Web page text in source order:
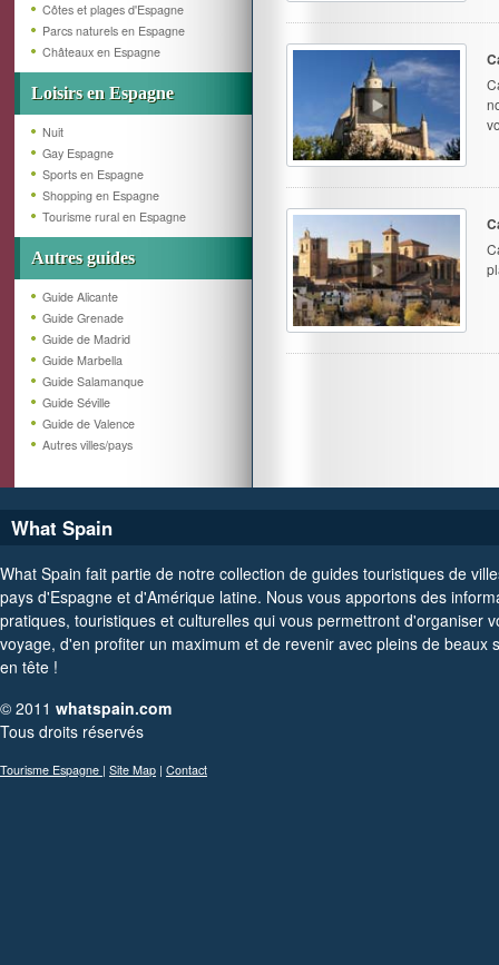
Côtes et plages d'Espagne
Parcs naturels en Espagne
Châteaux en Espagne
Loisirs en Espagne
Nuit
Gay Espagne
Sports en Espagne
Shopping en Espagne
Tourisme rural en Espagne
Autres guides
Guide Alicante
Guide Grenade
Guide de Madrid
Guide Marbella
Guide Salamanque
Guide Séville
Guide de Valence
Autres villes/pays
What Spain
What Spain fait partie de notre collection de guides touristiques de
pays d'Espagne et d'Amérique latine. Nous vous apportons des
pratiques, touristiques et culturelles qui vous permettront d'organiser
voyage, d'en profiter un maximum et de revenir avec pleins de beaux
en tête !
© 2011 whatspain.com
Tous droits réservés
Tourisme Espagne | Site Map | Contact